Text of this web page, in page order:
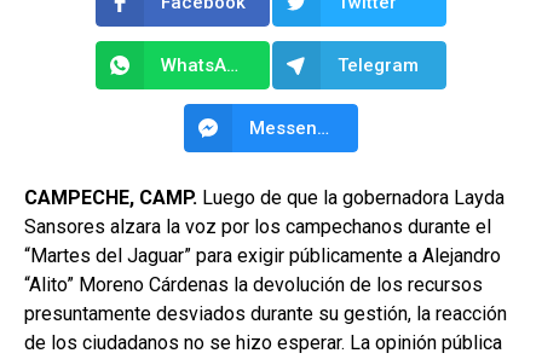
WhatsApp Telegram
Messenger
CAMPECHE, CAMP. Luego de que la gobernadora Layda
Sansores alzara la voz por los campechanos durante el
“Martes del Jaguar” para exigir públicamente a Alejandro
“Alito” Moreno Cárdenas la devolución de los recursos
presuntamente desviados durante su gestión, la reacción
de los ciudadanos no se hizo esperar. La opinión pública